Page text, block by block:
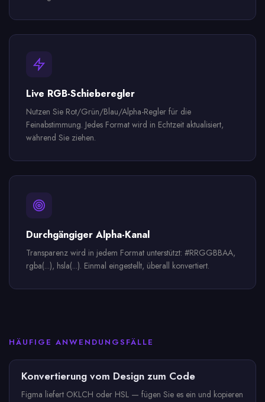
Live RGB-Schieberegler
Nutzen Sie Rot/Grün/Blau/Alpha-Regler für die
Feinabstimmung. Jedes Format wird in Echtzeit aktualisiert,
während Sie ziehen.
Durchgängiger Alpha-Kanal
Transparenz wird in jedem Format unterstützt: #RRGGBBAA,
rgba(...), hsla(...). Einmal eingestellt, überall konvertiert.
HÄUFIGE ANWENDUNGSFÄLLE
Konvertierung vom Design zum Code
Figma liefert OKLCH oder HSL — fügen Sie es ein und kopieren